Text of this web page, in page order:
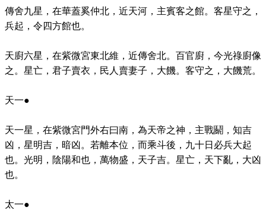
傳舍九星，在華蓋奚仲北，近天河，主賓客之館。客星守之，
兵起，令四方館也。
天廚六星，在紫微宮東北維，近傳舍北。百官廚，今光祿廚像
之。星亡，君子賣衣，民人賣妻子，大饑。客守之，大饑荒。
天一●
天一星，在紫微宮門外右曰南，為天帝之神，主戰鬬，知吉
凶，星明吉，暗凶。若離本位，而乘斗後，九十日必兵大起
也。光明，陰陽和也，萬物盛，天子吉。星亡，天下亂，大凶
也。
太一●